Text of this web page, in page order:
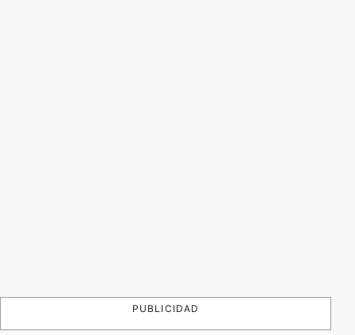
PUBLICIDAD